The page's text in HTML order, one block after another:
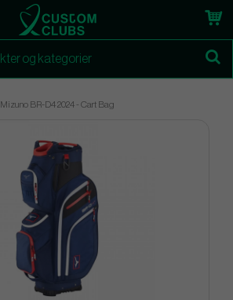
Mizuno BR-D4 2024 - Cart Bag